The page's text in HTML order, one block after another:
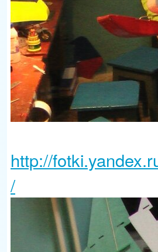
http://
/